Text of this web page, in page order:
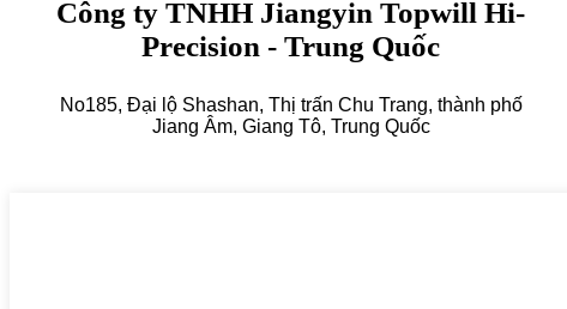
Công ty TNHH Jiangyin Topwill Hi-
Precision - Trung Quốc
No185, Đại lộ Shashan, Thị trấn Chu Trang, thành phố
Jiang Âm, Giang Tô, Trung Quốc